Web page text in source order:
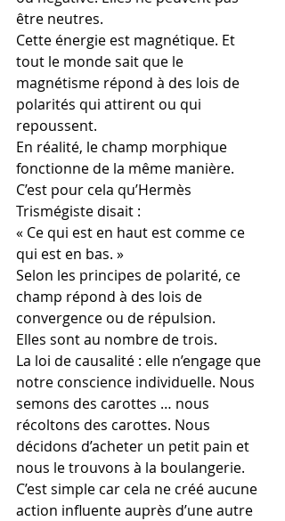
être neutres.
Cette énergie est magnétique. Et
tout le monde sait que le
magnétisme répond à des lois de
polarités qui attirent ou qui
repoussent.
En réalité, le champ morphique
fonctionne de la même manière.
C’est pour cela qu’Hermès
Trismégiste disait :
« Ce qui est en haut est comme ce
qui est en bas. »
Selon les principes de polarité, ce
champ répond à des lois de
convergence ou de répulsion.
Elles sont au nombre de trois.
La loi de causalité : elle n’engage que
notre conscience individuelle. Nous
semons des carottes … nous
récoltons des carottes. Nous
décidons d’acheter un petit pain et
nous le trouvons à la boulangerie.
C’est simple car cela ne créé aucune
action influente auprès d’une autre